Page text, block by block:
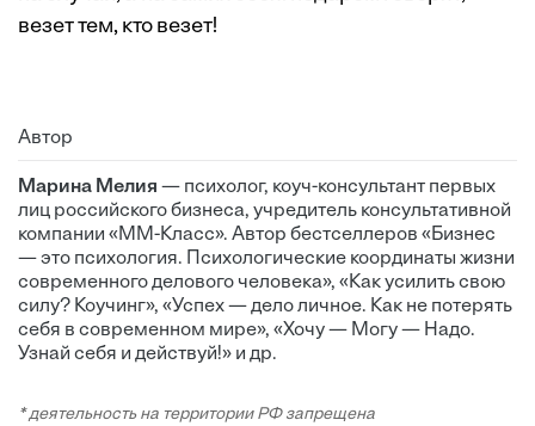
везет тем, кто везет!
Автор
Марина Мелия — психолог, коуч-консультант первых
лиц российского бизнеса, учредитель консультативной
компании «ММ-Класс». Автор бестселлеров «Бизнес
— это психология. Психологические координаты жизни
современного делового человека», «Как усилить свою
силу? Коучинг», «Успех — дело личное. Как не потерять
себя в современном мире», «Хочу — Могу — Надо.
Узнай себя и действуй!» и др.
* деятельность на территории РФ запрещена